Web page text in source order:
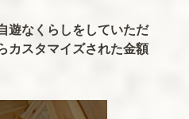
遊なくらしをしていただ
カスタマイズされた金額